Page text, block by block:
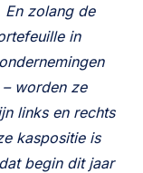
zolang de
in
worden ze
links en rechts
kaspositie is
begin dit jaar